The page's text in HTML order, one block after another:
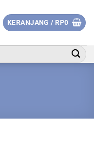
KERANJANG / RP0